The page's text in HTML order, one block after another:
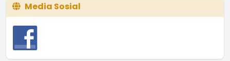
Media Sosial